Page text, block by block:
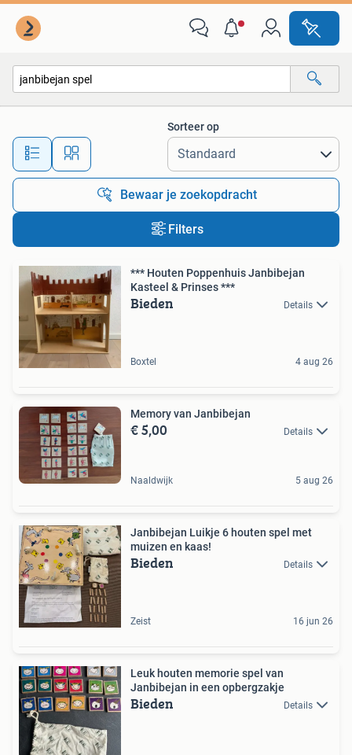
Alle afstanden…
Sorteer op
Bewaar je zoekopdracht
Filters
*** Houten Poppenhuis Janbibejan
Kasteel & Prinses ***
Bieden Details
Boxtel 4 aug 26
Memory van Janbibejan
€ 5,00 Details
Naaldwijk 5 aug 26
Janbibejan Luikje 6 houten spel met
muizen en kaas!
Bieden Details
Zeist 16 jun 26
Leuk houten memorie spel van
Janbibejan in een opbergzakje
Bieden Details